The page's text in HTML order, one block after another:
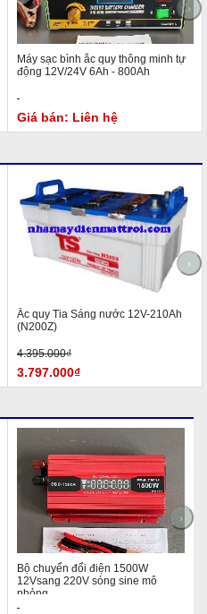
Máy sạc bình ắc quy thông minh tự
động 12V/24V 6Ah - 800Ah
Giá bán: Liên hệ
›
Ắc quy Tia Sáng nước 12V-210Ah
(N200Z)
4.395.000₫
3.797.000₫
›
Bộ chuyển đổi điện 1500W
12Vsang 220V sóng sine mô
phỏng
›